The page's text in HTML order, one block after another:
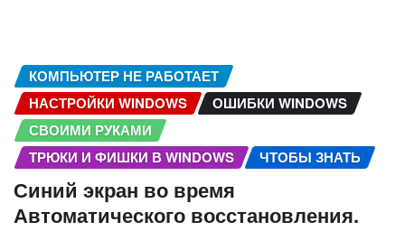
КОМПЬЮТЕР НЕ РАБОТАЕТ
НАСТРОЙКИ WINDOWS
ОШИБКИ WINDOWS
СВОИМИ РУКАМИ
ТРЮКИ И ФИШКИ В WINDOWS
ЧТОБЫ ЗНАТЬ
Синий экран во время
Автоматического восстановления.